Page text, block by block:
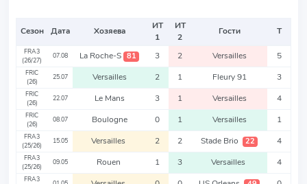
Сезон Дата Хозяева
ИТ
1
ИТ
2
Гости Т
FRA3
(26/27)
07.08 La Roche-S 81 3 2 Versailles 5
FRIC
(26)
25.07 Versailles 2 1 Fleury 91 3
FRIC
(26)
22.07 Le Mans 3 1 Versailles 4
FRIC
(26)
08.07 Boulogne 0 1 Versailles 1
FRA3
(25/26)
15.05 Versailles 2 2 Stade Brio 22 4
FRA3
(25/26)
09.05 Rouen 1 3 Versailles 4
FRA3